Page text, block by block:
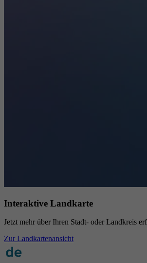
Interaktive Landkarte
Jetzt mehr über Ihren Stadt- oder Landkreis
Zur Landkartenansicht